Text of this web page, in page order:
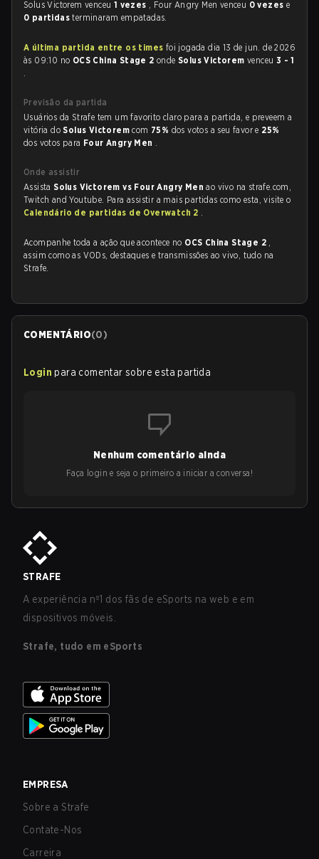
Solus Victorem venceu 1 vezes , Four Angry Men venceu 0 vezes e
0 partidasterminaram empatadas.
A última partida entre os times foi jogada dia 13 de jun. de 2026
às 09:10 no OCS China Stage 2ondeSolus Victoremvenceu 3 - 1
.
Previsão da partida
Usuários da Strafe tem um favorito claro para a partida, e preveem a
vitória doSolus Victoremcom 75% dos votos a seu favor e 25%
dos votos para Four Angry Men .
Onde assistir
AssistaSolus Victorem vs Four Angry Menao vivo na strafe.com,
Twitch and Youtube. Para assistir a mais partidas como esta, visite o
Calendário de partidas de Overwatch 2 .
Acompanhe toda a ação que acontece no OCS China Stage 2 ,
assim como as VODs, destaques e transmissões ao vivo, tudo na
Strafe.
COMENTÁRIO(0)
Login para comentar sobre esta partida
Nenhum comentário ainda
Faça login e seja o primeiro a iniciar a conversa!
STRAFE
A experiência nº1 dos fãs de eSports na web e em
dispositivos móveis.
Strafe, tudo em eSports
EMPRESA
Sobre a Strafe
Contate-Nos
Carreira